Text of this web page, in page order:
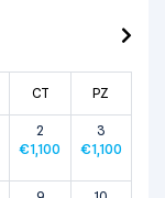
CT PZ
2
€1,100
3
€1,100